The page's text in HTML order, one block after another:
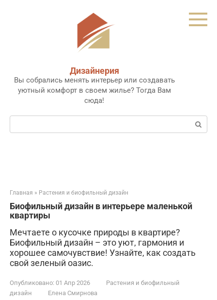
Дизайнерия
Вы собрались менять интерьер или создавать
уютный комфорт в своем жилье? Тогда Вам
сюда!
Поиск:
Главная » Растения и биофильный дизайн
Биофильный дизайн в интерьере маленькой
квартиры
Мечтаете о кусочке природы в квартире?
Биофильный дизайн – это уют, гармония и
хорошее самочувствие! Узнайте, как создать
свой зеленый оазис.
Опубликовано: 01 Апр 2026
Растения и биофильный
дизайн
Елена Смирнова